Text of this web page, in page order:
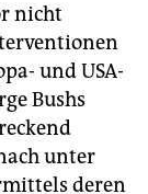
nicht
und USA-
Bushs
unter
deren